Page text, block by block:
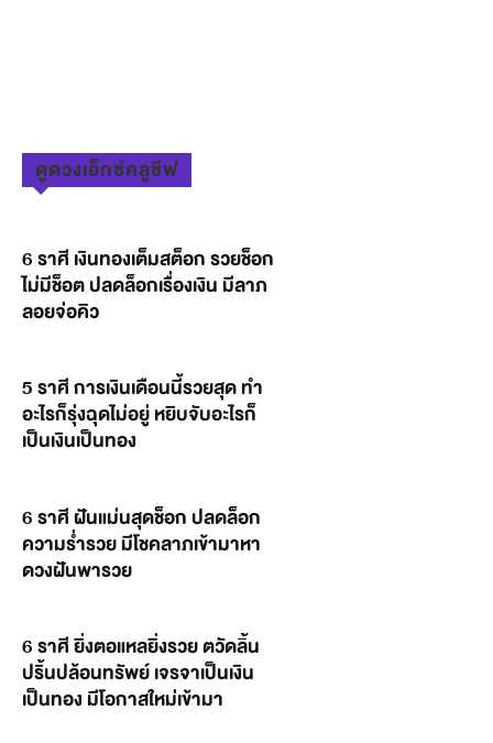
ดูดวงเอ็กซ์คลูซีฟ
6 ราศี เงินทองเต็มสต็อก รวยช็อก
ไม่มีช็อต ปลดล็อกเรื่องเงิน มีลาภ
ลอยจ่อคิว
5 ราศี การเงินเดือนนี้รวยสุด ทำ
อะไรก็รุ่งฉุดไม่อยู่ หยิบจับอะไรก็
เป็นเงินเป็นทอง
6 ราศี ฝันแม่นสุดช็อก ปลดล็อก
ความร่ำรวย มีโชคลาภเข้ามาหา
ดวงฝันพารวย
6 ราศี ยิ่งตอแหลยิ่งรวย ตวัดลิ้น
ปริ้นปล้อนทรัพย์ เจรจาเป็นเงิน
เป็นทอง มีโอกาสใหม่เข้ามา